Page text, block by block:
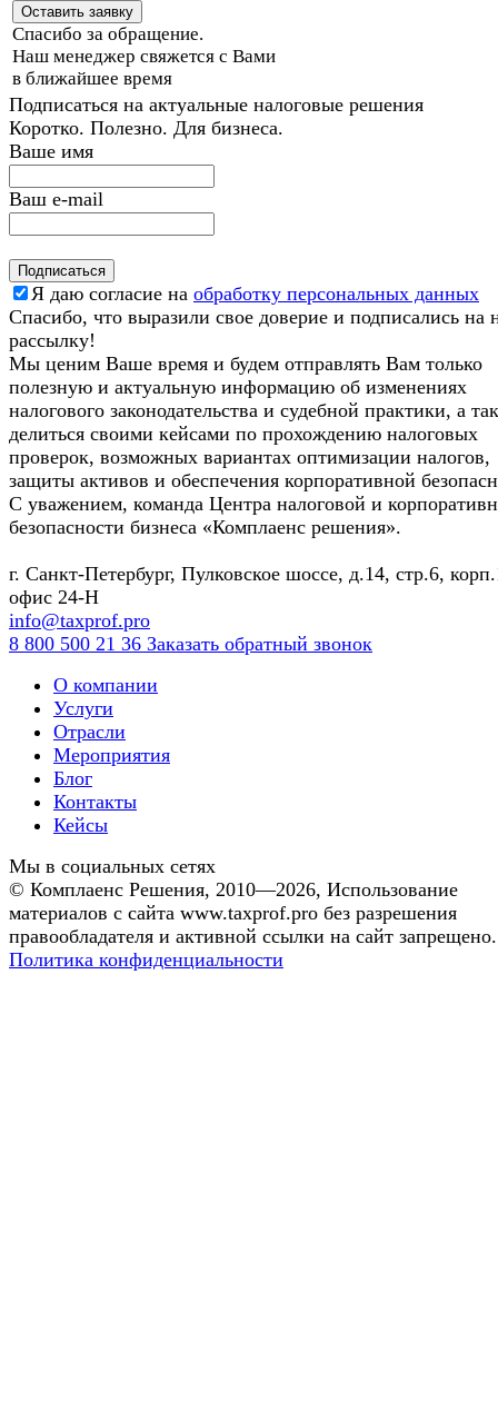
Спасибо за обращение.
Наш менеджер свяжется с Вами
в ближайшее время
Подписаться на актуальные налоговые решения
Коротко. Полезно. Для бизнеса.
Ваше имя
Ваш e-mail
Я даю согласие на обработку персональных данных
Спасибо, что выразили свое доверие и подписались на
рассылку!
Мы ценим Ваше время и будем отправлять Вам только
полезную и актуальную информацию об изменениях
налогового законодательства и судебной практики, а
делиться своими кейсами по прохождению налоговых
проверок, возможных вариантах оптимизации налогов,
защиты активов и обеспечения корпоративной
С уважением, команда Центра налоговой и
безопасности бизнеса «Комплаенс решения».
г. Санкт-Петербург, Пулковское шоссе, д.14, стр.6,
офис 24-Н
info@taxprof.pro
8 800 500 21 36 Заказать обратный звонок
О компании
Услуги
Отрасли
Мероприятия
Блог
Контакты
Кейсы
Мы в социальных сетях
© Комплаенс Решения, 2010—2026, Использование
материалов с сайта www.taxprof.pro без разрешения
правообладателя и активной ссылки на сайт запрещено.
Политика конфиденциальности